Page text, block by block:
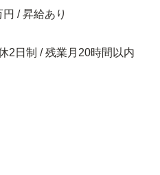
/ 昇給あり
2日制 / 残業月20時間以内